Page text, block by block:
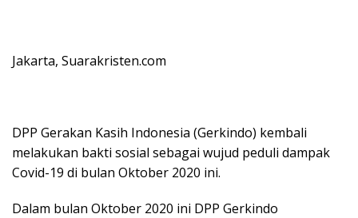
Jakarta, Suarakristen.com
DPP Gerakan Kasih Indonesia (Gerkindo) kembali
melakukan bakti sosial sebagai wujud peduli dampak
Covid-19 di bulan Oktober 2020 ini.
Dalam bulan Oktober 2020 ini DPP Gerkindo